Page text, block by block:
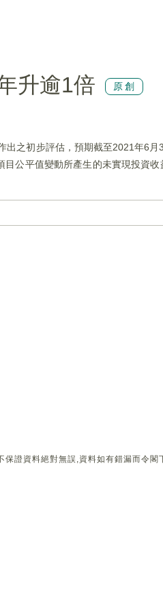
升逾1倍 原創
出之初步評估，預期截至2021年6
公平值變動所產生的未實現投資
證資料絕對無誤,資料如有錯漏而令閣